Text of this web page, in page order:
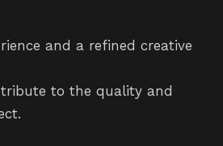
and a refined creative
to the quality and